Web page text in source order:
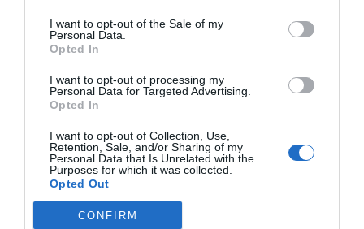
I want to opt-out of the Sale of my
Personal Data.
Opted In
I want to opt-out of processing my
Personal Data for Targeted Advertising.
Opted In
I want to opt-out of Collection, Use,
Retention, Sale, and/or Sharing of my
Personal Data that Is Unrelated with the
Purposes for which it was collected.
Opted Out
CONFIRM
φινάλε του ριάλιτι μαγειρικής; (Pics)
Βαγγέλης Χαντζής